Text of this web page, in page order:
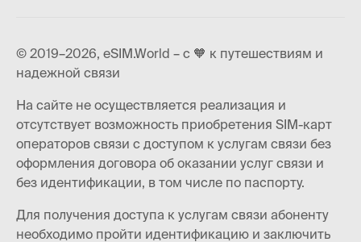
© 2019–2026, eSIM.World – с 🧡 к путешествиям и
надежной связи
На сайте не осуществляется реализация и
отсутствует возможность приобретения SIM-карт
операторов связи с доступом к услугам связи без
оформления договора об оказании услуг связи и
без идентификации, в том числе по паспорту.
Для получения доступа к услугам связи абоненту
необходимо пройти идентификацию и заключить